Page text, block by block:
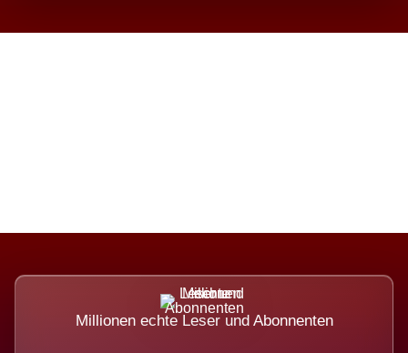
Millionen echte Leser und Abonnenten